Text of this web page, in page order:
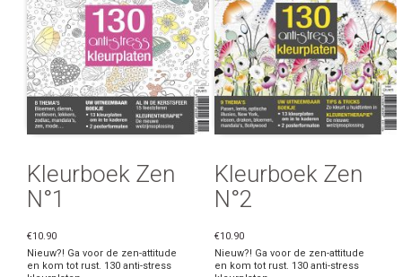
Kleurboek Zen
N°1
€10.90
Nieuw?! Ga voor de zen-attitude
en kom tot rust. 130 anti-stress
Kleurboek Zen
N°2
€10.90
Nieuw?! Ga voor de zen-attitude
en kom tot rust. 130 anti-stress